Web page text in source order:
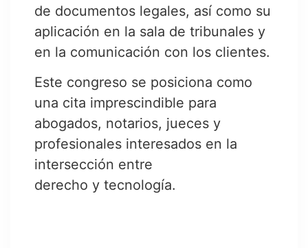
de documentos legales, así como su
aplicación en la sala de tribunales y
en la comunicación con los clientes.
Este congreso se posiciona como
una cita imprescindible para
abogados, notarios, jueces y
profesionales interesados en la
intersección entre
derecho y tecnología.